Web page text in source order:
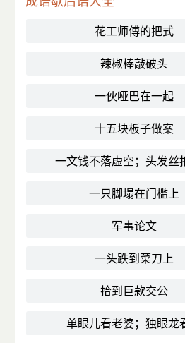
花工师傅的把式
辣椒棒敲破头
一伙哑巴在一起
十五块板子做案
一文钱不落虚空；头发丝
一只脚塌在门槛上
军事论文
一头跌到菜刀上
拾到巨款交公
单眼儿看老婆；独眼龙